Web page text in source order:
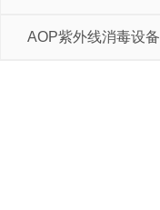
AOP紫外线消毒设备